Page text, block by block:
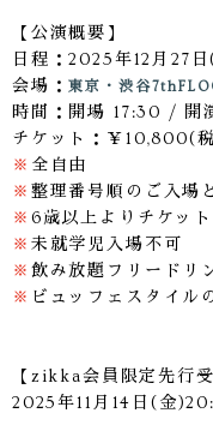
【公演概要】
日程：2025年12月27
会場：東京・渋谷
時間：開場 17:30 / 開
チケット：￥10,800(
※ 全自由
※ 整理番号順のご入場
※ 6歳以上よりチケッ
※ 未就学児入場不可
※ 飲み放題フリードリ
※ ビュッフェスタイル
【zikka会員限定先行受
2025年11月14日(金